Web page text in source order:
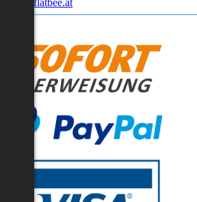
info@flatbee.at